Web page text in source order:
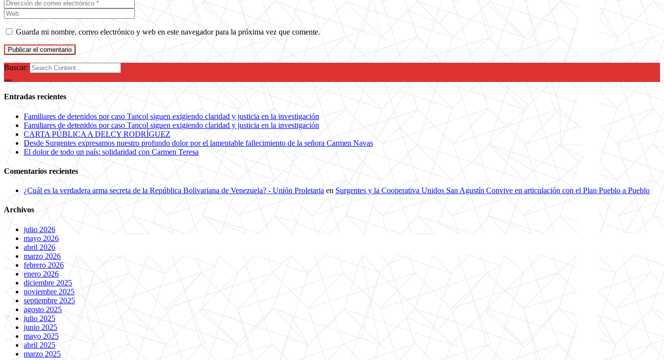
Guarda mi nombre, correo electrónico y web en este navegador para la próxima vez que comente.
Buscar:
Entradas recientes
Familiares de detenidos por caso Tancol siguen exigiendo claridad y justicia en la investigación
Familiares de detenidos por caso Tancol siguen exigiendo claridad y justicia en la investigación
CARTA PÚBLICA A DELCY RODRÍGUEZ
Desde Surgentes expresamos nuestro profundo dolor por el lamentable fallecimiento de la señora Carmen Navas
El dolor de todo un país: solidaridad con Carmen Teresa
Comentarios recientes
¿Cuál es la verdadera arma secreta de la República Bolivariana de Venezuela? - Unión Proletaria en Surgentes y la Cooperativa Unidos San Agustín Convive en articulación con el Plan Pueblo a Pueblo
Archivos
julio 2026
mayo 2026
abril 2026
marzo 2026
febrero 2026
enero 2026
diciembre 2025
noviembre 2025
septiembre 2025
agosto 2025
julio 2025
junio 2025
mayo 2025
abril 2025
marzo 2025